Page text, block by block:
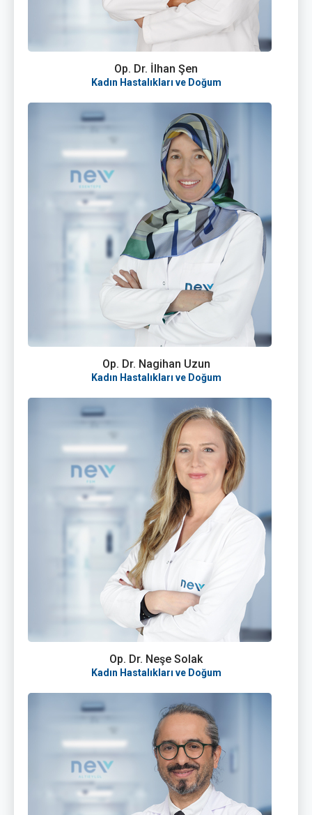
Op. Dr. İlhan Şen
Kadın Hastalıkları ve Doğum
Op. Dr. Nagihan Uzun
Kadın Hastalıkları ve Doğum
Op. Dr. Neşe Solak
Kadın Hastalıkları ve Doğum